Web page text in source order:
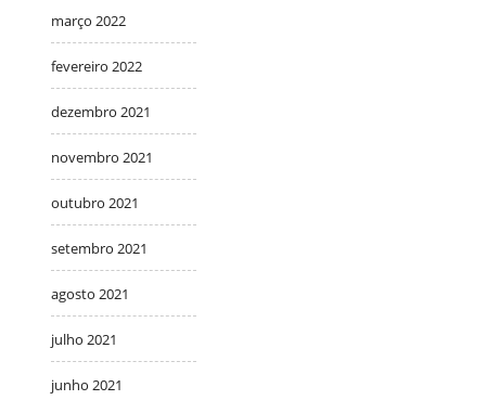
março 2022
fevereiro 2022
dezembro 2021
novembro 2021
outubro 2021
setembro 2021
agosto 2021
julho 2021
junho 2021